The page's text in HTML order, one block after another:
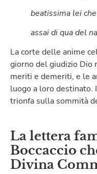
beatissima lei
assai di qua del
La corte delle anime
giorno del giudizio Dio
meriti e demeriti, e le
luogo a loro destinato.
trionfa sulla sommità
La lettera
Boccaccio
Divina